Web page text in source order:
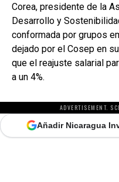
Corea, presidente de la
Desarrollo y
conformada por grupos
dejado por el Cosep en
que el reajuste salarial
a un 4%.
ADVERTISEMENT.
Añadir Nicaragua